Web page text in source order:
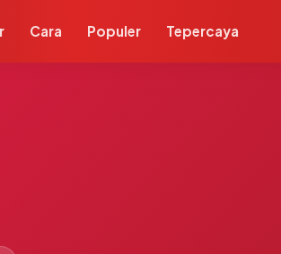
Cara Populer Tepercaya